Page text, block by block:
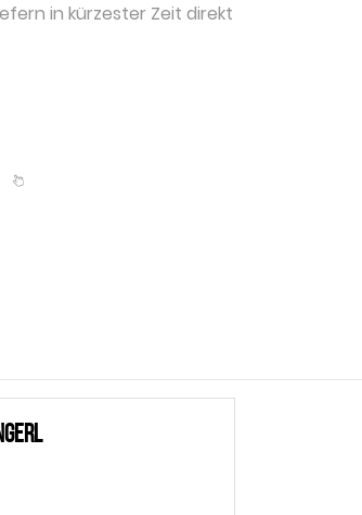
in kürzester Zeit direkt